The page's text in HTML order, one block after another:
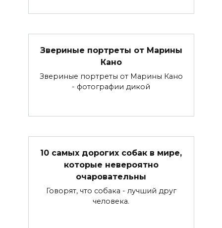
Звериные портреты от Марины
Кано
Звериные портреты от Марины Кано
- фотографии дикой
10 самых дорогих собак в мире,
которые невероятно
очаровательны
Говорят, что собака - лучший друг
человека.